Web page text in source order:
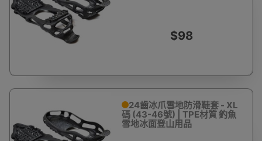
$98
24齒冰爪雪地防滑鞋套 - XL
碼 (43-46號) | TPE材質 釣魚
雪地冰面登山用品